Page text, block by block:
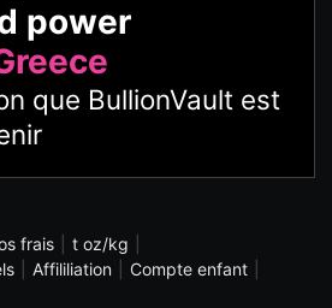
power
que BullionVault est
frais
t oz/kg
Affililiation
Compte enfant